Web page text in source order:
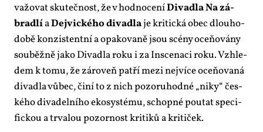
va­žo­vat sku­teč­nost, že v hod­no­ce­níDi­va­dla Na zá­
brad­líaDej­vic­ké­ho di­va­dlaje kri­tic­ká obec dlou­ho­
do­bě kon­zis­tent­ní a opa­ko­va­ně jsou scé­ny oce­ňo­vá­ny
sou­běž­ně ja­ko Di­va­dla roku i za In­sce­na­ci roku. Vzhle­
dem k to­mu, že zá­ro­veň pat­ří me­zi nej­ví­ce oce­ňo­va­ná
di­va­dla vů­bec, či­ní to z nich po­zo­ru­hod­né „ni­ky“ čes­
ké­ho di­va­del­ní­ho eko­sys­té­mu, schop­né pou­tat spe­ci­
fic­kou a tr­va­lou po­zor­nost kri­ti­ků a kri­ti­ček.